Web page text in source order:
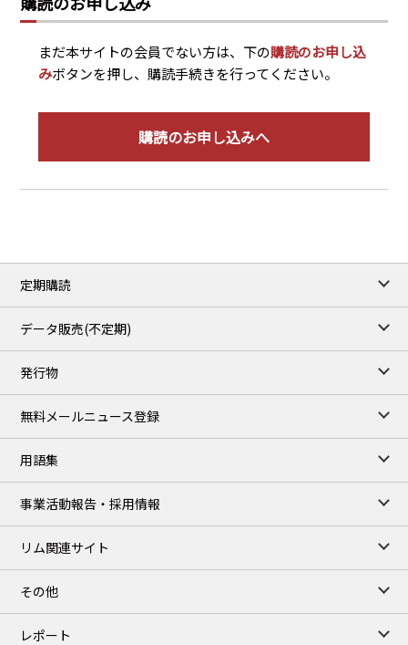
採用情報
まだ本サイトの会員でない方は、下の購読のお申し込
みボタンを押し、購読手続きを行ってください。
購読のお申し込みへ
定期購読
データ販売(不定期)
発行物
無料メールニュース登録
用語集
事業活動報告・採用情報
リム関連サイト
その他
レポート